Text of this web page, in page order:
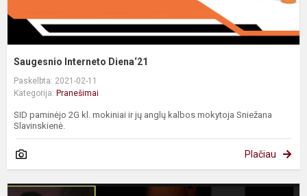
Saugesnio Interneto Diena‘21
Paskelbta: 2021-02-11
Kategorija: Pranešimai
SID paminėjo 2G kl. mokiniai ir jų anglų kalbos mokytoja Sniežana
Slavinskienė.
Plačiau